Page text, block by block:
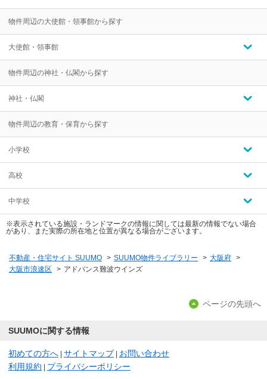
物件周辺の大使館・領事館から探す
大使館・領事館
物件周辺の神社・仏閣から探す
神社・仏閣
物件周辺の教育・保育から探す
小学校
高校
中学校
※表示されている施設・ランドマークの情報に関しては最新の情報でない場合
があり、また実際の所在地と位置が異なる場合がございます。
不動産・住宅サイト SUUMO > SUUMO物件ライブラリー > 大阪府 >
大阪市浪速区
> アドバンス難波ウインズ
ページの先頭へ
SUUMOに関する情報
初めての方へ サイトマップ
お問い合わせ
利用規約
プライバシーポリシー